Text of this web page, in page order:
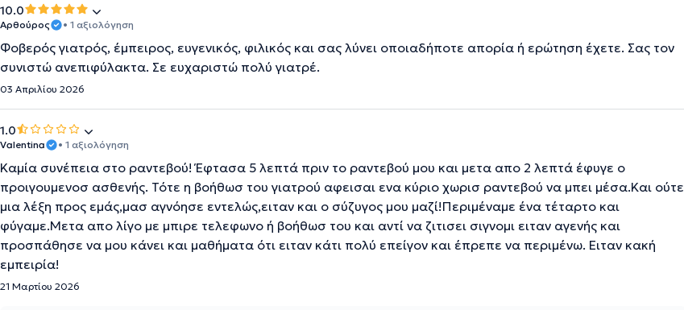
10.0
Αρθούρος • 1 αξιολόγηση
Φοβερός γιατρός, έμπειρος, ευγενικός, φιλικός και σας λύνει οποιαδήποτε απορία ή ερώτηση έχετε. Σας τον
συνιστώ ανεπιφύλακτα. Σε ευχαριστώ πολύ γιατρέ.
03 Απριλίου 2026
1.0
Valentina • 1 αξιολόγηση
Καμία συνέπεια στο ραντεβού! Έφτασα 5 λεπτά πριν το ραντεβού μου και μετα απο 2 λεπτά έφυγε ο
προιγουμενοσ ασθενής. Τότε η βοήθωσ του γιατρού αφεισαι ενα κύριο χωρισ ραντεβού να μπει μέσα.Και ούτε
μια λέξη προς εμάς,μασ αγνόησε εντελώς,ειταν και ο σύζυγος μου μαζί!Περιμέναμε ένα τέταρτο και
φύγαμε.Μετα απο λίγο με μπιρε τελεφωνο ή βοήθωσ του και αντί να ζιτισει σιγνομι ειταν αγενής και
προσπάθησε να μου κάνει και μαθήματα ότι ειταν κάτι πολύ επείγον και έπρεπε να περιμένω. Ειταν κακή
εμπειρία!
21 Μαρτίου 2026